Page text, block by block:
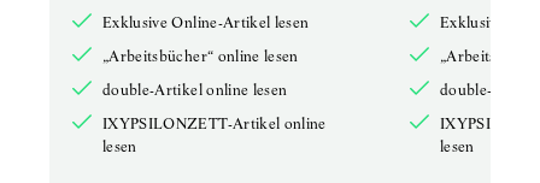
Exklusive Online-Artikel lesen
„Arbeitsbücher“ online lesen
double-Artikel online lesen
IXYPSILONZETT-Artikel online
lesen
Exklusive
double-
lesen